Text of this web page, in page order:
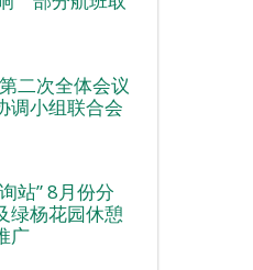
二次全体会议
调小组联合会
站” 8月份分
绿杨花园休憩
广